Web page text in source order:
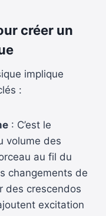
créer un
implique
:
: C’est le
volume des
au fil du
changements de
des crescendos
excitation